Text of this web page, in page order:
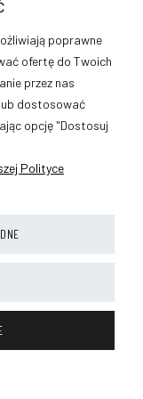
poprawne
ofertę do Twoich
przez nas
dostosować
opcję "Dostosuj
Polityce